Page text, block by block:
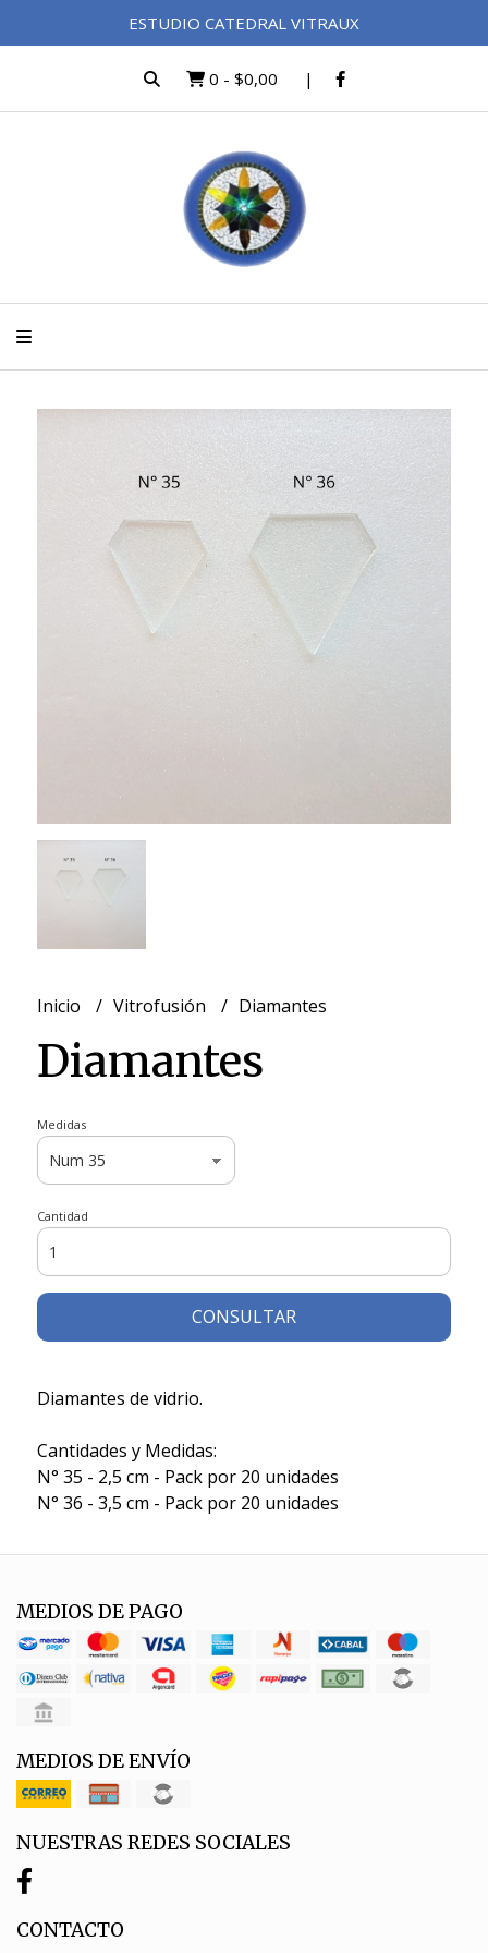
ESTUDIO CATEDRAL VITRAUX
0 - $0,00
Inicio Vitrofusión Diamantes
Diamantes
Medidas
Cantidad
CONSULTAR
Diamantes de vidrio.
Cantidades y Medidas:
N° 35 - 2,5 cm - Pack por 20 unidades
N° 36 - 3,5 cm - Pack por 20 unidades
MEDIOS DE PAGO
MEDIOS DE ENVÍO
NUESTRAS REDES SOCIALES
CONTACTO